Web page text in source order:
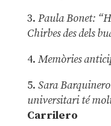
3. Paula Bonet:
Chirbes des dels
4. Memòries
5. Sara
universitari té
Carrilero